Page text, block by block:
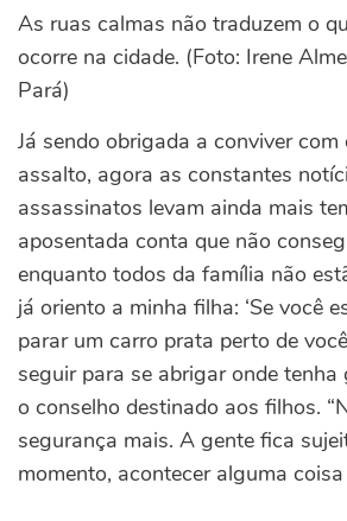
As ruas calmas não traduzem o
ocorre na cidade. (Foto: Irene
Pará)
Já sendo obrigada a conviver com
assalto, agora as constantes
assassinatos levam ainda mais
aposentada conta que não
enquanto todos da família não
já oriento a minha filha: ‘Se você
parar um carro prata perto de
seguir para se abrigar onde tenha
o conselho destinado aos filhos.
segurança mais. A gente fica
momento, acontecer alguma coisa